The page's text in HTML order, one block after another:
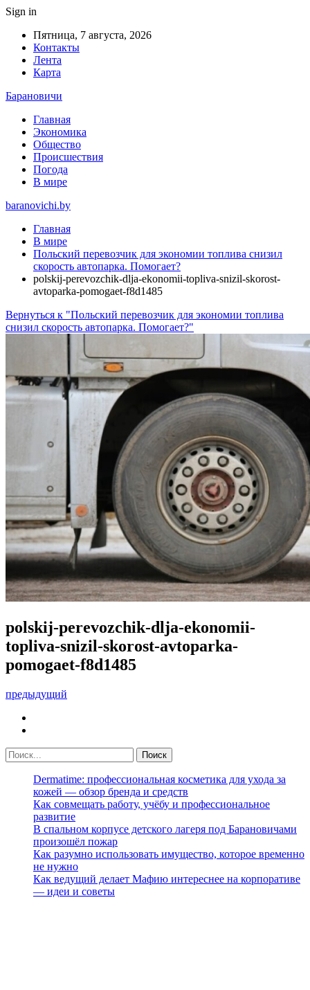
Sign in
Пятница, 7 августа, 2026
Контакты
Лента
Карта
Барановичи
Главная
Экономика
Общество
Происшествия
Погода
В мире
baranovichi.by
Главная
В мире
Польский перевозчик для экономии топлива снизил
скорость автопарка. Помогает?
polskij-perevozchik-dlja-ekonomii-topliva-snizil-skorost-
avtoparka-pomogaet-f8d1485
Вернуться к "Польский перевозчик для экономии топлива
снизил скорость автопарка. Помогает?"
polskij-perevozchik-dlja-ekonomii-
topliva-snizil-skorost-avtoparka-
pomogaet-f8d1485
предыдущий
Dermatime: профессиональная косметика для ухода за
кожей — обзор бренда и средств
Как совмещать работу, учёбу и профессиональное
развитие
В спальном корпусе детского лагеря под Барановичами
произошёл пожар
Как разумно использовать имущество, которое временно
не нужно
Как ведущий делает Мафию интереснее на корпоративе
— идеи и советы